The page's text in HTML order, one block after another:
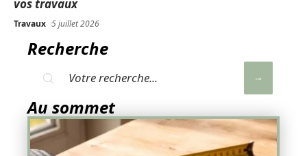
vos travaux
Travaux 5 juillet 2026
Recherche
Au sommet